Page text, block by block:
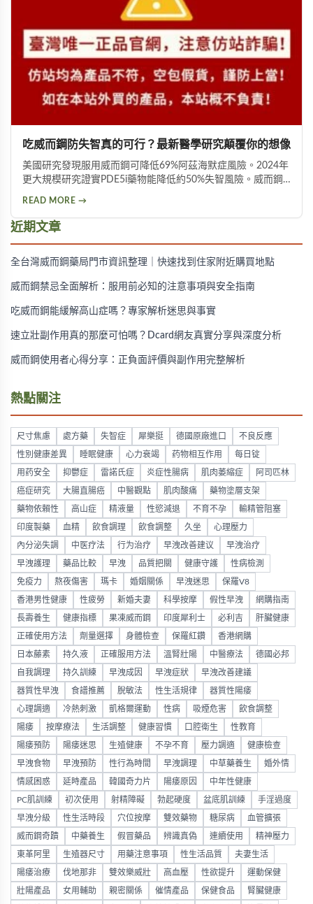
吃威而鋼防失智真的可行？最新醫學研究顛覆你的想像
美國研究發現服用威而鋼可降低69%阿茲海默症風險。2024年
更大規模研究證實PDE5i藥物能降低約50%失智風險。威而鋼
且有心血管疾病者不宜使用。
READ MORE →
近期文章
全台灣威而鋼藥局門市資訊整理｜快速找到住家附近購買地點
威而鋼禁忌全面解析：服用前必知的注意事項與安全指南
吃威而鋼能緩解高山症嗎？專家解析迷思與事實
速立壯副作用真的那麼可怕嗎？Dcard網友真實分享與深度分析
威而鋼使用者心得分享：正負面評價與副作用完整解析
熱點關注
尺寸焦慮 處方藥 失智症 犀樂挺 德國原廠進口 不良反應
性別健康差異 睡眠健康 心力衰竭 药物相互作用 每日锭
用药安全 抑鬱症 雷諾氏症 炎症性腸病 肌肉萎縮症 阿司匹林
癌症研究 大腸直腸癌 中醫觀點 肌肉酸痛 藥物塗層支架
藥物依賴性 高山症 精液量 性慾減退 不育不孕 輸精管阻塞
印度製藥 血精 飲食調理 飲食調整 久坐 心理壓力
內分泌失調 中医疗法 行为治疗 早洩改善建议 早洩治疗
早洩護理 藥品比較 早洩 品質把關 健康守護 性病檢測
免疫力 熬夜傷害 瑪卡 婚姻關係 早洩迷思 保羅V8
香港男性健康 性疲勞 新婚夫妻 科學按摩 假性早洩 網購指南
長壽養生 健康指標 果凍威而鋼 印度犀利士 必利吉 肝臟健康
正確使用方法 劑量選擇 身體檢查 保羅紅鑽 香港網購
日本藤素 持久液 正確服用方法 溫腎壯陽 中醫療法 德國必邦
自我調理 持久訓練 早洩成因 早洩症狀 早洩改善建議
器質性早洩 食譜推薦 脫敏法 性生活規律 器質性陽痿
心理調適 冷熱刺激 凱格爾運動 性病 吸煙危害 飲食調整
陽痿 按摩療法 生活調整 健康習慣 口腔衛生 性教育
陽痿預防 陽痿迷思 生殖健康 不孕不育 壓力調適 健康檢查
早洩食物 早洩預防 性行為時間 早洩調理 中草藥養生 婚外情
情感困惑 延時產品 韓國奇力片 陽痿原因 中年性健康
PC肌訓練 初次使用 射精障礙 勃起硬度 盆底肌訓練 手淫過度
早洩分級 性生活時段 穴位按摩 雙效藥物 糖尿病 血管擴張
威而鋼奇蹟 中藥養生 假冒藥品 辨識真偽 連續使用 精神壓力
東革阿里 生殖器尺寸 用藥注意事項 性生活品質 夫妻生活
陽痿治療 伐地那非 雙效樂威壯 高血壓 性欲提升 運動保健
壯陽產品 女用輔助 親密關係 催情產品 保健食品 腎臟健康